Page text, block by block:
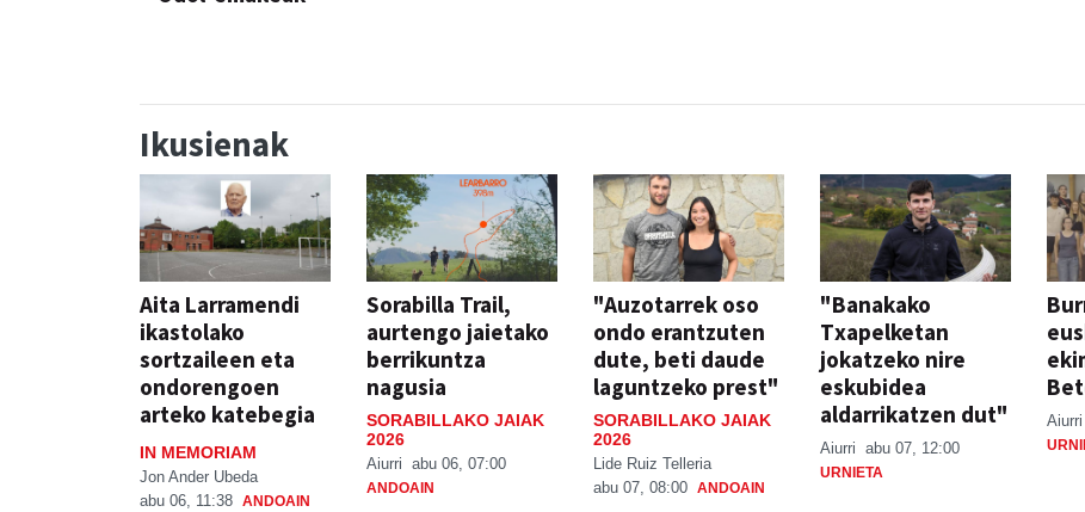
Ikusienak
Aita Larramendi
ikastolako
sortzaileen eta
ondorengoen
arteko katebegia
IN MEMORIAM
Jon Ander Ubeda
abu 06, 11:38 ANDOAIN
Sorabilla Trail,
aurtengo jaietako
berrikuntza
nagusia
SORABILLAKO JAIAK
2026
Aiurri abu 06, 07:00
ANDOAIN
"Auzotarrek oso
ondo erantzuten
dute, beti daude
laguntzeko prest"
SORABILLAKO JAIAK
2026
Lide Ruiz Telleria
abu 07, 08:00 ANDOAIN
"Banakako
Txapelketan
jokatzeko nire
eskubidea
aldarrikatzen dut"
Aiurri abu 07, 12:00
URNIETA
Aiurri